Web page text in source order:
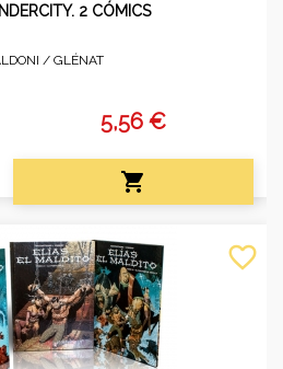
2 CÓMICS
/ GLÉNAT
5,56 €

favorite_border